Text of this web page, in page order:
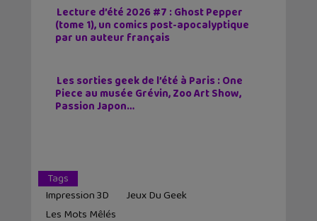
Lecture d’été 2026 #7 : Ghost Pepper
(tome 1), un comics post-apocalyptique
par un auteur français
Les sorties geek de l’été à Paris : One
Piece au musée Grévin, Zoo Art Show,
Passion Japon…
Tags
Impression 3D
Jeux Du Geek
Les Mots Mêlés